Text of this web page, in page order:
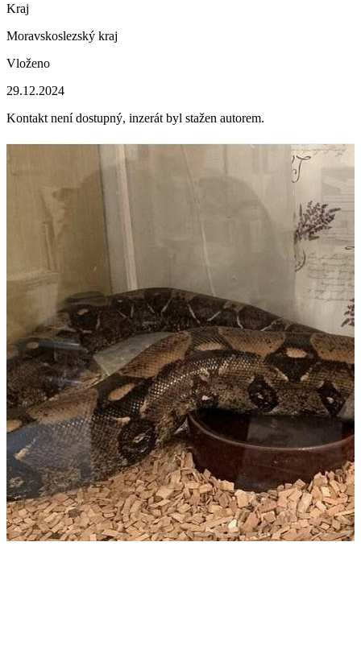
Kraj
Moravskoslezský kraj
Vloženo
29.12.2024
Kontakt není dostupný, inzerát byl stažen autorem.